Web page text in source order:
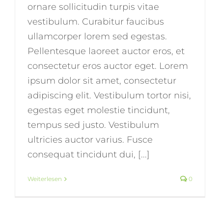
ornare sollicitudin turpis vitae
vestibulum. Curabitur faucibus
ullamcorper lorem sed egestas.
Pellentesque laoreet auctor eros, et
consectetur eros auctor eget. Lorem
ipsum dolor sit amet, consectetur
adipiscing elit. Vestibulum tortor nisi,
egestas eget molestie tincidunt,
tempus sed justo. Vestibulum
ultricies auctor varius. Fusce
consequat tincidunt dui, [...]
Weiterlesen 0